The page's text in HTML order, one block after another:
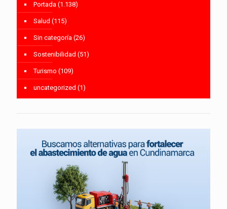
Portada (1.138)
Salud (115)
Sin categoría (26)
Sostenibilidad (51)
Turismo (109)
uncategorized (1)